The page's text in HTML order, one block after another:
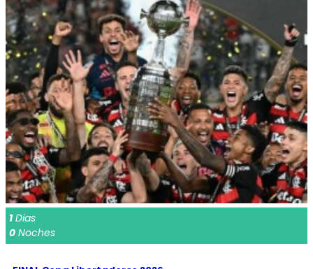
1Dias
0 Noches